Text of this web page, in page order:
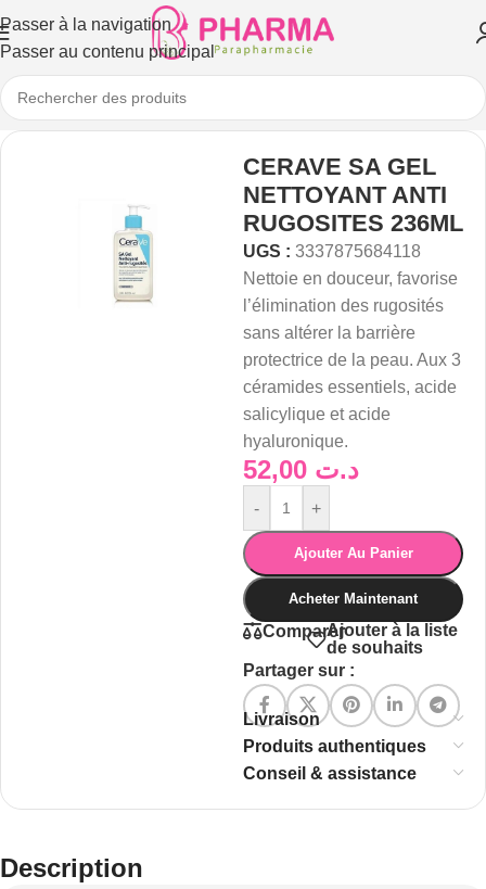
Passer à la navigation
Passer au contenu principal
CERAVE SA GEL
NETTOYANT ANTI
RUGOSITES 236ML
UGS : 3337875684118
Nettoie en douceur, favorise
l’élimination des rugosités
sans altérer la barrière
protectrice de la peau. Aux 3
céramides essentiels, acide
salicylique et acide
hyaluronique.
د.ت
- +
Ajouter Au Panier
Acheter Maintenant
ComparerAjouter à la liste
de souhaits
Partager sur :
Livraison
Produits authentiques
Conseil & assistance
Description